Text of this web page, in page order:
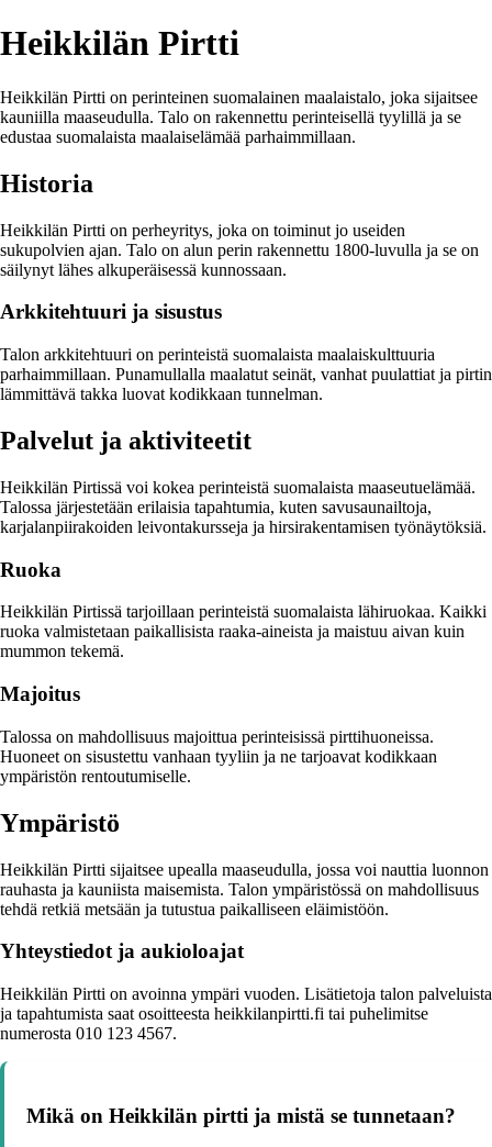
Heikkilän Pirtti
Heikkilän Pirtti on perinteinen suomalainen maalaistalo, joka sijaitsee
kauniilla maaseudulla. Talo on rakennettu perinteisellä tyylillä ja se
edustaa suomalaista maalaiselämää parhaimmillaan.
Historia
Heikkilän Pirtti on perheyritys, joka on toiminut jo useiden
sukupolvien ajan. Talo on alun perin rakennettu 1800-luvulla ja se on
säilynyt lähes alkuperäisessä kunnossaan.
Arkkitehtuuri ja sisustus
Talon arkkitehtuuri on perinteistä suomalaista maalaiskulttuuria
parhaimmillaan. Punamullalla maalatut seinät, vanhat puulattiat ja pirtin
lämmittävä takka luovat kodikkaan tunnelman.
Palvelut ja aktiviteetit
Heikkilän Pirtissä voi kokea perinteistä suomalaista maaseutuelämää.
Talossa järjestetään erilaisia tapahtumia, kuten savusaunailtoja,
karjalanpiirakoiden leivontakursseja ja hirsirakentamisen työnäytöksiä.
Ruoka
Heikkilän Pirtissä tarjoillaan perinteistä suomalaista lähiruokaa. Kaikki
ruoka valmistetaan paikallisista raaka-aineista ja maistuu aivan kuin
mummon tekemä.
Majoitus
Talossa on mahdollisuus majoittua perinteisissä pirttihuoneissa.
Huoneet on sisustettu vanhaan tyyliin ja ne tarjoavat kodikkaan
ympäristön rentoutumiselle.
Ympäristö
Heikkilän Pirtti sijaitsee upealla maaseudulla, jossa voi nauttia luonnon
rauhasta ja kauniista maisemista. Talon ympäristössä on mahdollisuus
tehdä retkiä metsään ja tutustua paikalliseen eläimistöön.
Yhteystiedot ja aukioloajat
Heikkilän Pirtti on avoinna ympäri vuoden. Lisätietoja talon palveluista
ja tapahtumista saat osoitteesta heikkilanpirtti.fi tai puhelimitse
numerosta 010 123 4567.
Mikä on Heikkilän pirtti ja mistä se tunnetaan?